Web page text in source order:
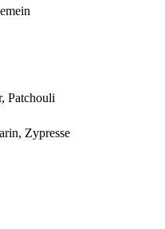
Patchouli
Zypresse